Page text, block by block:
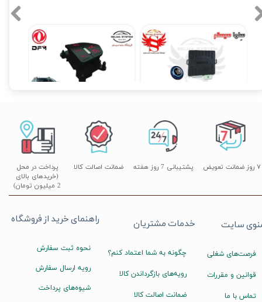
کروز کنترل و لیمیتر فابریک H30 کراس
۲۰,۵۰۰,۰۰۰ تومان
۲۰,۱۹۰,۰۰۰ تومان
کیلس استارت با دکمه استارتر (فاقد ریموت)
۵,۴۹۰,۰۰۰ تومان
پشتیبانی 7 روز هفته
پرداخت در محل
(خریدهای بالای
2 میلیون تومان)
۷ روز ضمانت تعویض ضمانت اصالت کالا
راهنمای خرید از فروشگاه
نحوه ثبت سفارش
رویه ارسال سفارش
شیوه‌های پرداخت
خدمات مشتریان
چگونه به شما اعتماد کنم؟
رویه‌های بازگرداندن کالا
ضمانت اصالت کالا
سایت
فرصت‌های شغلی
قوانین و مقررات
تماس با ما